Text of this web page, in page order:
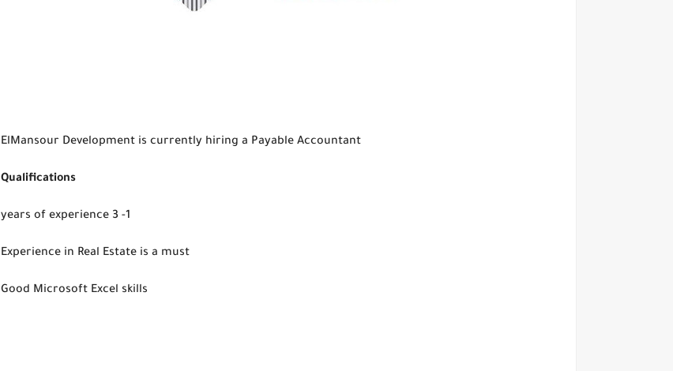
ElMansour Development is currently hiring a Payable Accountant
Qualifications
1- 3 years of experience
Experience in Real Estate is a must
Good Microsoft Excel skills